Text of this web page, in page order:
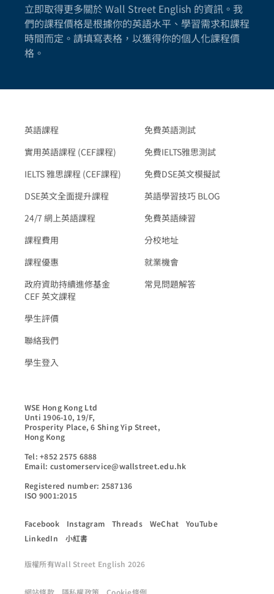
立即取得更多關於 Wall Street English 的資訊。我
們的課程價格是根據你的英語水平、學習需求和課程
時間而定。請填寫表格，以獲得你的個人化課程價
格。
英語課程
實用英語課程 (CEF課程)
IELTS 雅思課程 (CEF課程)
DSE英文全面提升課程
24/7 網上英語課程
課程費用
課程優惠
政府資助持續進修基金
CEF 英文課程
學生評價
聯絡我們
學生登入
免費英語測試
免費IELTS雅思測試
免費DSE英文模擬試
英語學習技巧 BLOG
免費英語練習
分校地址
就業機會
常見問題解答
WSE Hong Kong Ltd
Unti 1906-10, 19/F,
Prosperity Place, 6 Shing Yip Street,
Hong Kong
Tel: +852 2575 6888
Email: customerservice@wallstreet.edu.hk
Registered number: 2587136
ISO 9001:2015
Facebook Instagram Threads WeChat
YouTube
LinkedIn
小紅書
版權所有Wall Street English 2026
網站條款 隱私權政策 Cookie條例